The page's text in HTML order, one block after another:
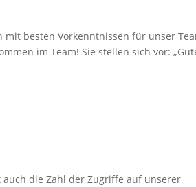
besten Vorkenntnissen für unser
im Team! Sie stellen sich vor:
auch die Zahl der Zugriffe auf unserer